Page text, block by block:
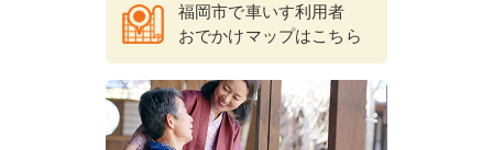
福岡市で車いす利用者
おでかけマップはこちら